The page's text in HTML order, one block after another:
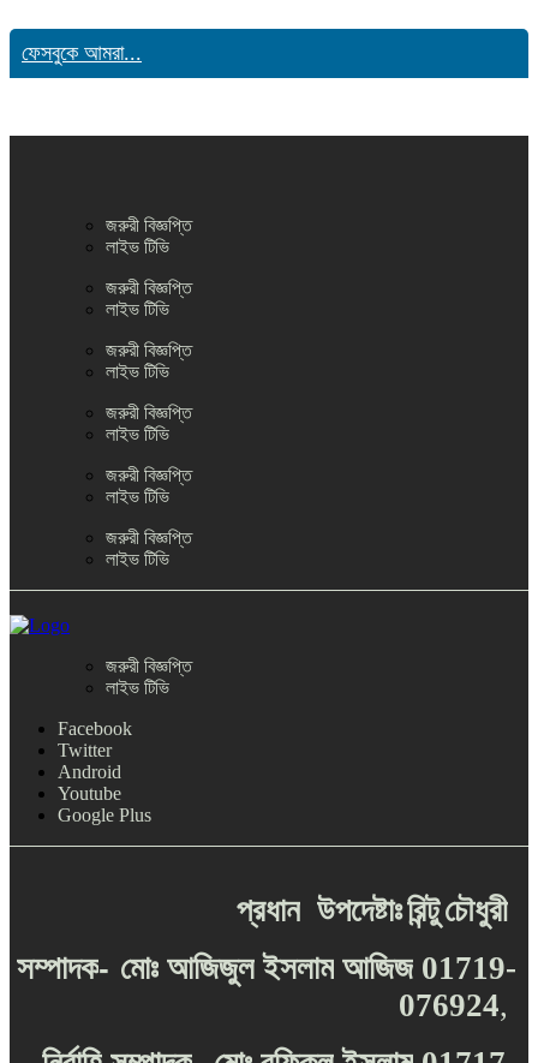
ফেসবুকে আমরা...
জরুরী বিজ্ঞপ্তি
লাইভ টিভি
জরুরী বিজ্ঞপ্তি
লাইভ টিভি
জরুরী বিজ্ঞপ্তি
লাইভ টিভি
জরুরী বিজ্ঞপ্তি
লাইভ টিভি
জরুরী বিজ্ঞপ্তি
লাইভ টিভি
জরুরী বিজ্ঞপ্তি
লাইভ টিভি
জরুরী বিজ্ঞপ্তি
লাইভ টিভি
Facebook
Twitter
Android
Youtube
Google Plus
প্রধান উপদেষ্টাঃরিন্টুচৌধুরী
সম্পাদক- মোঃ আজিজুল ইসলাম আজিজ 01719-
076924,